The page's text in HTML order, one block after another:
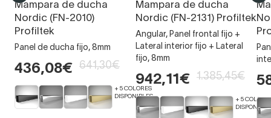
Mampara de ducha
Nordic (FN-2010)
Profiltek
Panel de ducha fijo, 8mm
436,08€ 641,30€
+ 5 COLORES
DISPONIBLES
Mampara de ducha
Nordic (FN-2131) Profiltek
Angular, Panel frontal fijo +
Lateral interior fijo + Lateral
fijo, 8mm
942,11€ 1.385,45€
+ 5